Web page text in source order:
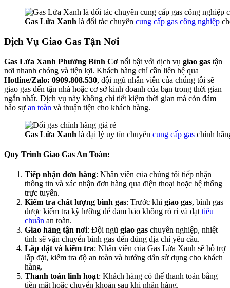
Gas Lửa Xanh là đối tác chuyên cung cấp gas công nghiệp
Dịch Vụ Giao Gas Tận Nơi
Gas Lửa Xanh Phường Bình Cơ nổi bật với dịch vụ giao gas tận
nơi nhanh chóng và tiện lợi. Khách hàng chỉ cần liên hệ qua
Hotline/Zalo: 0909.808.530, đội ngũ nhân viên của chúng tôi sẽ
giao gas đến tận nhà hoặc cơ sở kinh doanh của bạn trong thời gian
ngắn nhất. Dịch vụ này không chỉ tiết kiệm thời gian mà còn đảm
bảo sự an toàn và thuận tiện cho khách hàng.
Gas Lửa Xanh là đại lý uy tín chuyên cung cấp gas chính
Quy Trình Giao Gas An Toàn:
Tiếp nhận đơn hàng: Nhân viên của chúng tôi tiếp nhận
thông tin và xác nhận đơn hàng qua điện thoại hoặc hệ thống
trực tuyến.
Kiểm tra chất lượng bình gas: Trước khi giao gas, bình gas
được kiểm tra kỹ lưỡng để đảm bảo không rò rỉ và đạt tiêu
chuẩn an toàn.
Giao hàng tận nơi: Đội ngũ giao gas chuyên nghiệp, nhiệt
tình sẽ vận chuyển bình gas đến đúng địa chỉ yêu cầu.
Lắp đặt và kiểm tra: Nhân viên của Gas Lửa Xanh sẽ hỗ trợ
lắp đặt, kiểm tra độ an toàn và hướng dẫn sử dụng cho khách
hàng.
Thanh toán linh hoạt: Khách hàng có thể thanh toán bằng
tiền mặt hoặc chuyển khoản sau khi nhận hàng.